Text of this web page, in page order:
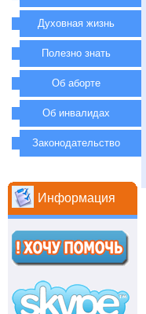
Духовная жизнь
Полезно знать
Об аборте
Об инвалидах
Законодательство
Информация